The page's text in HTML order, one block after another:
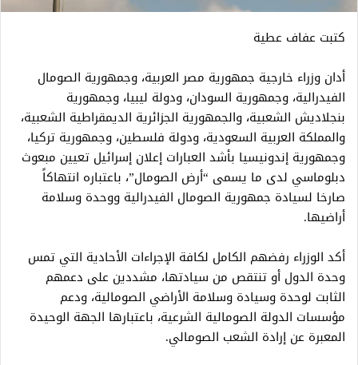
كتبت عفاف عطية
أدان وزراء خارجية جمهورية مصر العربية، وجمهورية الصومال
الفيدرالية، وجمهورية السودان، ودولة ليبيا، وجمهورية
بنجلاديش الشعبية، والجمهورية الجزائرية الديمقراطية الشعبية،
والمملكة العربية السعودية، ودولة فلسطين، وجمهورية تركيا،
وجمهورية إندونيسيا بأشد العبارات إعلان إسرائيل تعيين مبعوث
دبلوماسي لدى ما يسمى “أرض الصومال”، باعتباره انتهاكاً
صارخا لسيادة جمهورية الصومال الفيدرالية ووحدة وسلامة
أراضيها.
أكد الوزراء رفضهم الكامل لكافة الإجراءات الأحادية التي تمس
وحدة الدول أو تنتقص من سيادتها، مشددين على دعمهم
الثابت لوحدة وسيادة وسلامة الأراضي الصومالية، ودعم
مؤسسات الدولة الصومالية الشرعية، باعتبارها الجهة الوحيدة
المعبرة عن إرادة الشعب الصومالي.